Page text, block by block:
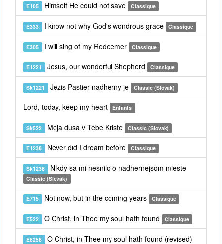
E105 Himself He could not save Classique
E333 I know not why God's wondrous grace Classique
E305 I will sing of my Redeemer Classique
E1221 Jesus, our wonderful Shepherd Classique
Sk1221 Jezis Pastier nadherny je Classic (Slovak)
Lord, today, keep my heart Enfants
Sk522 Moja dusa v Tebe Kriste Classic (Slovak)
E1238 Never did I dream before Classique
Sk1238 Nikdy sa mi nesnilo o nadhernejsom mieste
Classic (Slovak)
E715 Not now, but in the coming years Classique
E522 O Christ, in Thee my soul hath found Classique
E8258 O Christ, in Thee my soul hath found (revised)